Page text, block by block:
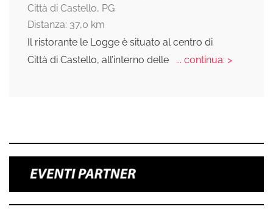
Città di Castello, PG
Distanza: 37,0 km
Il ristorante le Logge è situato al centro di
Città di Castello, all’interno delle
... continua: >